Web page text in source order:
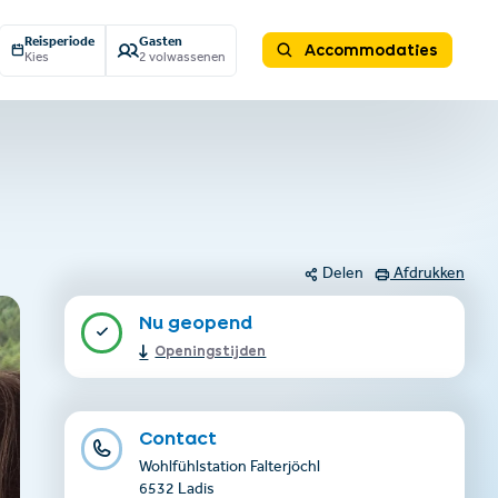
Reisperiode
Kies
Gasten
2 volwassenen
Accommodaties
Delen Afdrukken
Nu geopend
Openingstijden
Contact
Wohlfühlstation Falterjöchl
6532 Ladis